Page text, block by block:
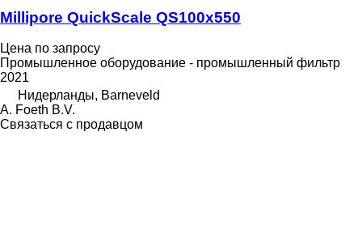
Millipore QuickScale QS100x550
Цена по запросу
Промышленное оборудование - промышленный фильтр
2021
Нидерланды, Barneveld
A. Foeth B.V.
Связаться с продавцом